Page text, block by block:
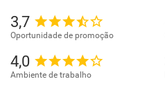
3,7
Oportunidade de promoção
4,0
Ambiente de trabalho